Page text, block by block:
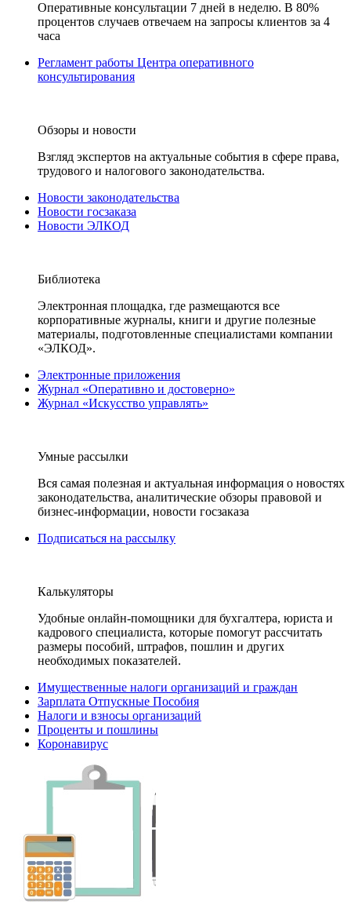
Оперативные консультации 7 дней в неделю. В 80%
процентов случаев отвечаем на запросы клиентов за 4
часа
Регламент работы Центра оперативного
консультирования
Обзоры и новости
Взгляд экспертов на актуальные события в сфере права,
трудового и налогового законодательства.
Новости законодательства
Новости госзаказа
Новости ЭЛКОД
Библиотека
Электронная площадка, где размещаются все
корпоративные журналы, книги и другие полезные
материалы, подготовленные специалистами компании
«ЭЛКОД».
Электронные приложения
Журнал «Оперативно и достоверно»
Журнал «Искусство управлять»
Умные рассылки
Вся самая полезная и актуальная информация о новостях
законодательства, аналитические обзоры правовой и
бизнес-информации, новости госзаказа
Подписаться на рассылку
Калькуляторы
Удобные онлайн-помощники для бухгалтера, юриста и
кадрового специалиста, которые помогут рассчитать
размеры пособий, штрафов, пошлин и других
необходимых показателей.
Имущественные налоги организаций и граждан
Зарплата Отпускные Пособия
Налоги и взносы организаций
Проценты и пошлины
Коронавирус